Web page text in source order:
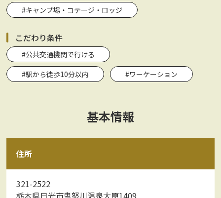
#キャンプ場・コテージ・ロッジ
こだわり条件
#公共交通機関で行ける
#駅から徒歩10分以内
#ワーケーション
基本情報
住所
321-2522
栃木県日光市鬼怒川温泉大原1409